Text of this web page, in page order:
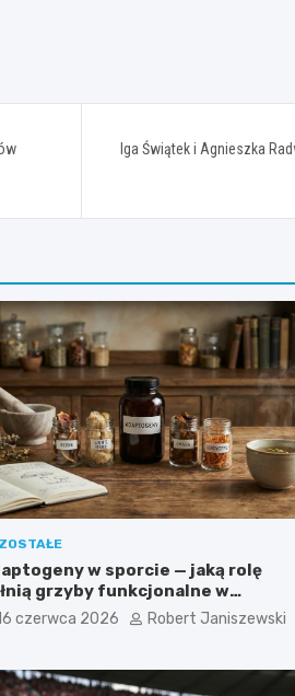
Iga Świątek i Agnieszka
w sporcie — jaką rolę
grzyby funkcjonalne w
czerwca 2026 Robert Janiszewski